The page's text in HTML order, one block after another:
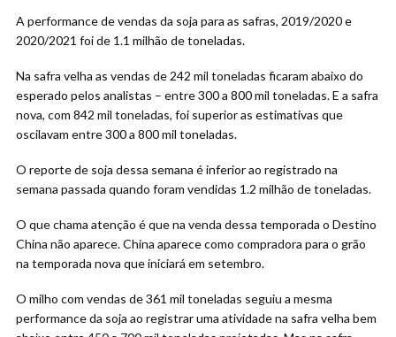
A performance de vendas da soja para as safras, 2019/2020 e
2020/2021 foi de 1.1 milhão de toneladas.
Na safra velha as vendas de 242 mil toneladas ficaram abaixo do
esperado pelos analistas – entre 300 a 800 mil toneladas. E a safra
nova, com 842 mil toneladas, foi superior as estimativas que
oscilavam entre 300 a 800 mil toneladas.
O reporte de soja dessa semana é inferior ao registrado na
semana passada quando foram vendidas 1.2 milhão de toneladas.
O que chama atenção é que na venda dessa temporada o Destino
China não aparece. China aparece como compradora para o grão
na temporada nova que iniciará em setembro.
O milho com vendas de 361 mil toneladas seguiu a mesma
performance da soja ao registrar uma atividade na safra velha bem